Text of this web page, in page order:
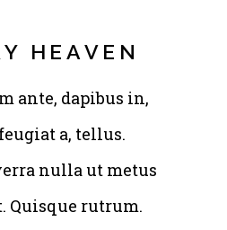
HEAVEN
ante, dapibus in,
a, tellus.
nulla ut metus
Quisque rutrum.